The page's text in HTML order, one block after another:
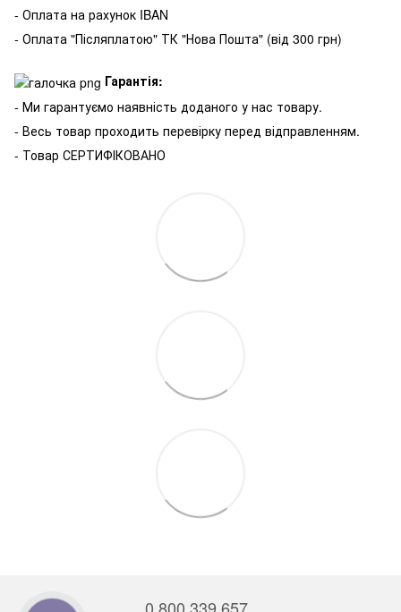
- Оплата на рахунок IBAN
- Оплата "Післяплатою" ТК "Нова Пошта" (від 300 грн)
Гарантія:
- Ми гарантуємо наявність доданого у нас товару.
- Весь товар проходить перевірку перед відправленням.
- Товар СЕРТИФІКОВАНО